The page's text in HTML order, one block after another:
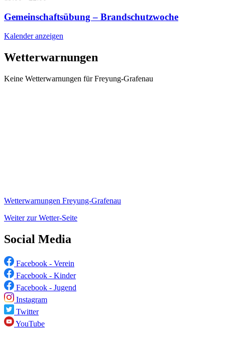
Gemeinschaftsübung – Brandschutzwoche
Kalender anzeigen
Wetterwarnungen
Keine Wetterwarnungen für Freyung-Grafenau
Wetterwarnungen Freyung-Grafenau
Weiter zur Wetter-Seite
Social Media
Facebook - Verein
Facebook - Kinder
Facebook - Jugend
Instagram
Twitter
YouTube